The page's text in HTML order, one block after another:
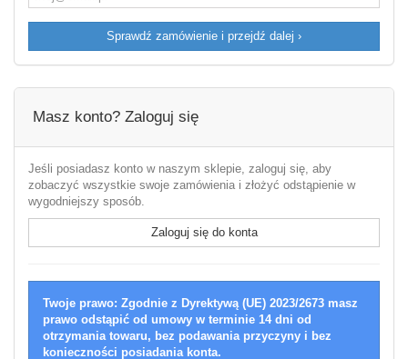
Sprawdź zamówienie i przejdź dalej ›
Masz konto? Zaloguj się
Jeśli posiadasz konto w naszym sklepie, zaloguj się, aby
zobaczyć wszystkie swoje zamówienia i złożyć odstąpienie w
wygodniejszy sposób.
Zaloguj się do konta
Twoje prawo: Zgodnie z Dyrektywą (UE) 2023/2673 masz
prawo odstąpić od umowy w terminie 14 dni od
otrzymania towaru, bez podawania przyczyny i bez
konieczności posiadania konta.